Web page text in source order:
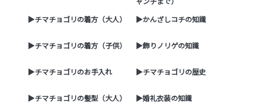
▶チマチョゴリの着方（大人）
▶かんざしコチの知識
▶チマチョゴリの着方（子供） ▶飾りノリゲの知識
▶チマチョゴリのお手入れ ▶チマチョゴリの歴史
▶チマチョゴリの髪型（大人） ▶婚礼衣装の知識